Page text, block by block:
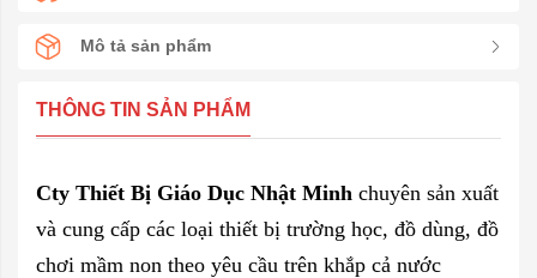
Mô tả sản phẩm
THÔNG TIN SẢN PHẨM
Cty Thiết Bị Giáo Dục Nhật Minh chuyên sản xuất
và cung cấp các loại thiết bị trường học, đồ dùng, đồ
chơi mầm non theo yêu cầu trên khắp cả nước